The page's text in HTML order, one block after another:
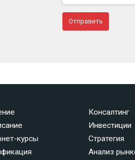
курсы
Консалтинг
Инвестиции
Стратегия
Анализ